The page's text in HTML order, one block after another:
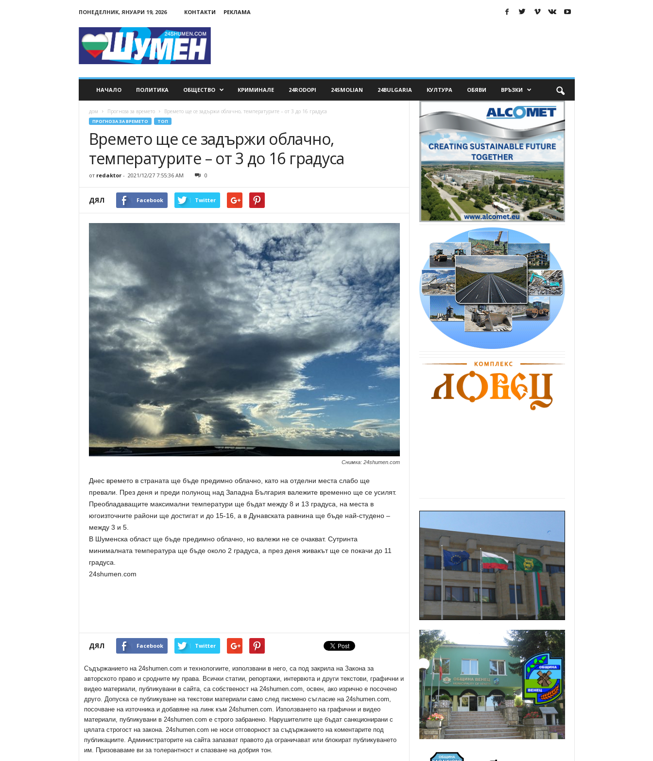
ПОНЕДЕЛНИК, ЯНУАРИ 19, 2026 КОНТАКТИ РЕКЛАМА
НАЧАЛО ПОЛИТИКА ОБЩЕСТВО КРИМИНАЛЕ 24RODOPI 24SMOLIAN 24BULGARIA КУЛТУРА ОБЯВИ ВРЪЗКИ
дом Прогноза за времето Времето ще се задържи облачно, температурите – от 3 до 16 градуса
ПРОГНОЗА ЗА ВРЕМЕТО ТОП
Времето ще се задържи облачно,
температурите – от 3 до 16 градуса
от redaktor- 2021/12/27 7:55:36 AM 0
ДЯЛ Facebook Twitter
Снимка: 24shumen.com
Днес времето в страната ще бъде предимно облачно, като на отделни места слабо ще
превали. През деня и преди полунощ над Западна България валежите временно ще се усилят.
Преобладаващите максимални температури ще бъдат между 8 и 13 градуса, на места в
югоизточните райони ще достигат и до 15-16, а в Дунавската равнина ще бъде най-студено –
между 3 и 5.
В Шуменска област ще бъде предимно облачно, но валежи не се очакват. Сутринта
минималната температура ще бъде около 2 градуса, а през деня живакът ще се покачи до 11
градуса.
24shumen.com
ДЯЛ Facebook Twitter
Съдържанието на 24shumen.com и технологиите, използвани в него, са под закрила на Закона за
авторското право и сродните му права. Всички статии, репортажи, интервюта и други текстови, графични и
видео материали, публикувани в сайта, са собственост на 24shumen.com, освен, ако изрично е посочено
друго. Допуска се публикуване на текстови материали само след писмено съгласие на 24shumen.com,
посочване на източника и добавяне на линк към 24shumen.com. Използването на графични и видео
материали, публикувани в 24shumen.com е строго забранено. Нарушителите ще бъдат санкционирани с
цялата строгост на закона. 24shumen.com не носи отговорност за съдържанието на коментарите под
публикациите. Администраторите на сайта запазват правото да ограничават или блокират публикуването
им. Призоваваме ви за толерантност и спазване на добрия тон.